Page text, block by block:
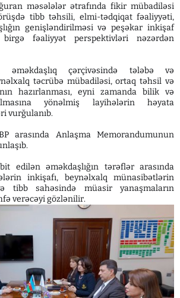
məsələlər ətrafında fikir mübadiləsi
tibb təhsili, elmi-tədqiqat fəaliyyəti,
genişləndirilməsi və peşəkar inkişaf
fəaliyyət perspektivləri nəzərdən
əməkdaşlıq çərçivəsində tələbə və
təcrübə mübadiləsi, ortaq təhsil və
hazırlanması, eyni zamanda bilik və
yönəlmiş layihələrin həyata
vurğulanıb.
arasında Anlaşma Memorandumunun
edilən əməkdaşlığın tərəflər arasında
inkişafı, beynəlxalq münasibətlərin
tibb sahəsində müasir yanaşmaların
verəcəyi gözlənilir.